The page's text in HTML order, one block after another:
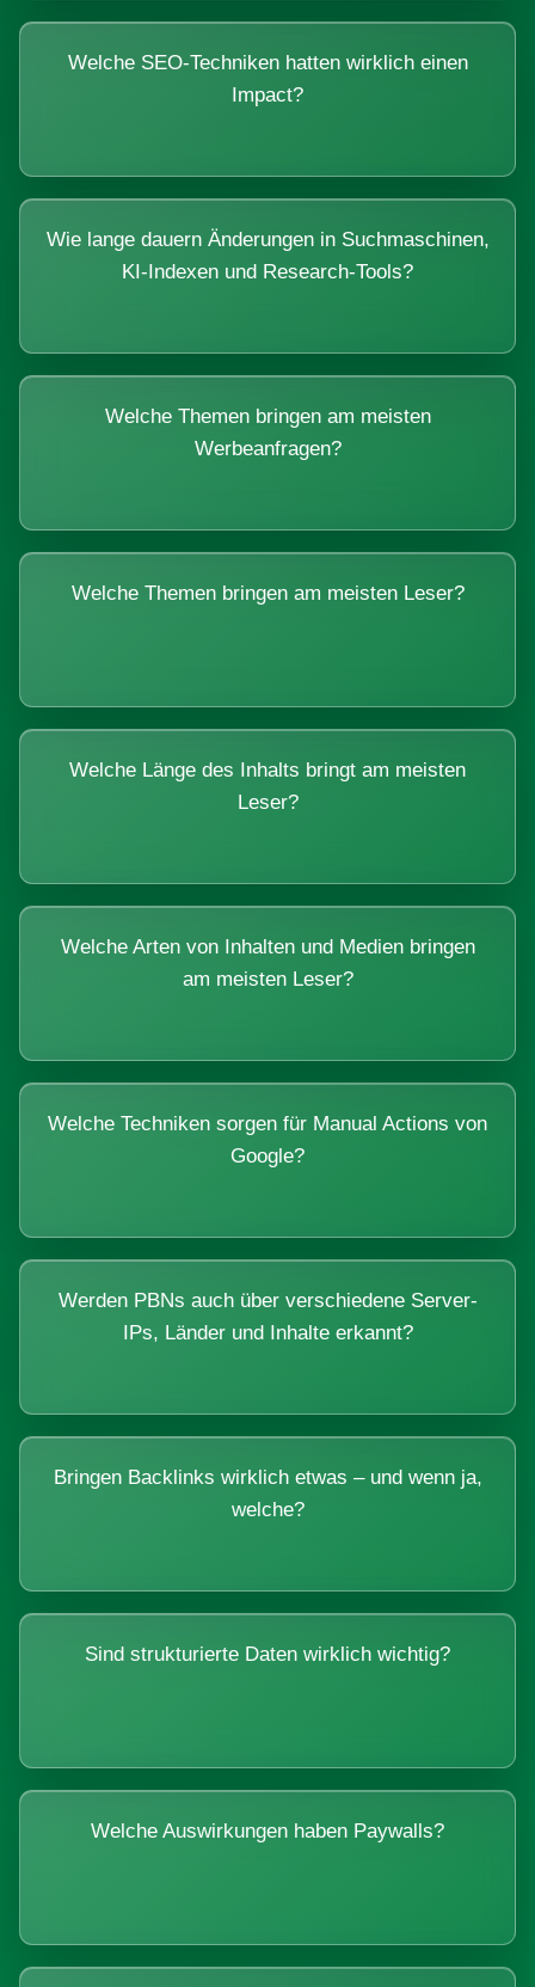
Welche SEO-Techniken hatten wirklich einen
Impact?
Wie lange dauern Änderungen in Suchmaschinen,
KI-Indexen und Research-Tools?
Welche Themen bringen am meisten
Werbeanfragen?
Welche Themen bringen am meisten Leser?
Welche Länge des Inhalts bringt am meisten
Leser?
Welche Arten von Inhalten und Medien bringen
am meisten Leser?
Welche Techniken sorgen für Manual Actions von
Google?
Werden PBNs auch über verschiedene Server-
IPs, Länder und Inhalte erkannt?
Bringen Backlinks wirklich etwas – und wenn ja,
welche?
Sind strukturierte Daten wirklich wichtig?
Welche Auswirkungen haben Paywalls?